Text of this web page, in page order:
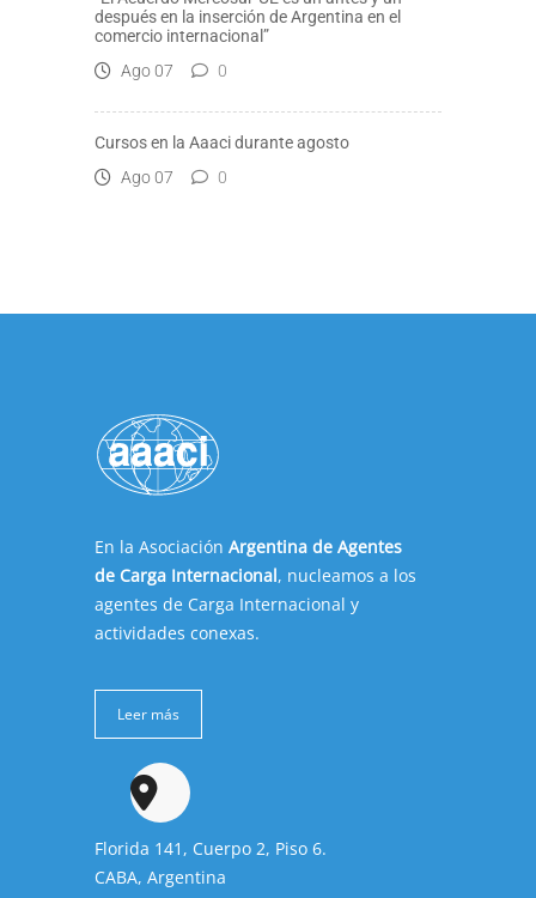
después en la inserción de Argentina en el
comercio internacional”
Ago 07
0
Cursos en la Aaaci durante agosto
Ago 07
0
En la Asociación Argentina de Agentes
de Carga Internacional, nucleamos a los
agentes de Carga Internacional y
actividades conexas.
Leer más
Florida 141, Cuerpo 2, Piso 6.
CABA, Argentina